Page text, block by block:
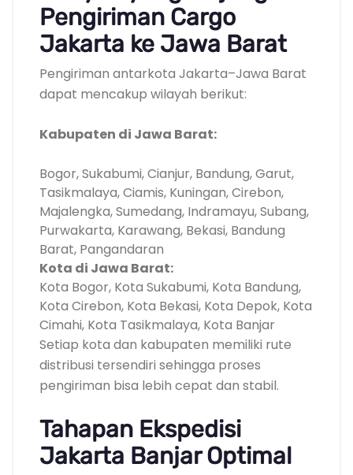
Pengiriman Cargo
Jakarta ke Jawa Barat
Pengiriman antarkota Jakarta–Jawa Barat
dapat mencakup wilayah berikut:
Kabupaten di Jawa Barat:
Bogor, Sukabumi, Cianjur, Bandung, Garut,
Tasikmalaya, Ciamis, Kuningan, Cirebon,
Majalengka, Sumedang, Indramayu, Subang,
Purwakarta, Karawang, Bekasi, Bandung
Barat, Pangandaran
Kota di Jawa Barat:
Kota Bogor, Kota Sukabumi, Kota Bandung,
Kota Cirebon, Kota Bekasi, Kota Depok, Kota
Cimahi, Kota Tasikmalaya, Kota Banjar
Setiap kota dan kabupaten memiliki rute
distribusi tersendiri sehingga proses
pengiriman bisa lebih cepat dan stabil.
Tahapan Ekspedisi
Jakarta Banjar Optimal